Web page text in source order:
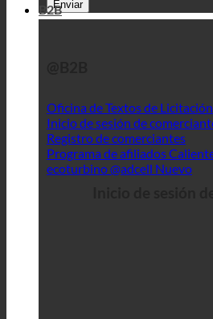
B2B
Oficina de Textos de Licitación
Inicio de sesión de
Registro de comerciantes
Programa de afiliados
ecoturbino @adcell